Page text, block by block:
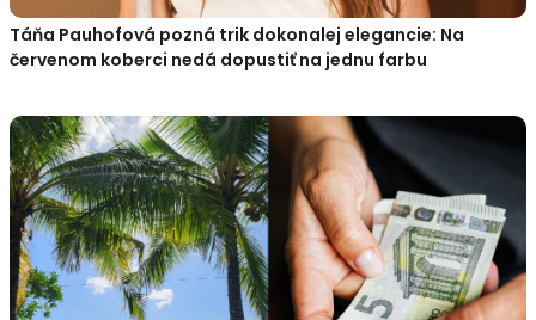
Táňa Pauhofová pozná trik dokonalej elegancie: Na
červenom koberci nedá dopustiť na jednu farbu